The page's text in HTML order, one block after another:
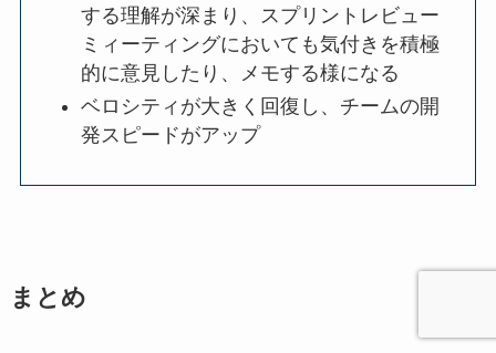
する理解が深まり、スプリントレビュー
ミィーティングにおいても気付きを積極
的に意見したり、メモする様になる
ベロシティが大きく回復し、チームの開
発スピードがアップ
まとめ